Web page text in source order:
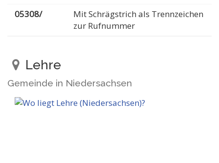
05308/
Mit Schrägstrich als Trennzeichen
zur Rufnummer
Lehre
Gemeinde in Niedersachsen